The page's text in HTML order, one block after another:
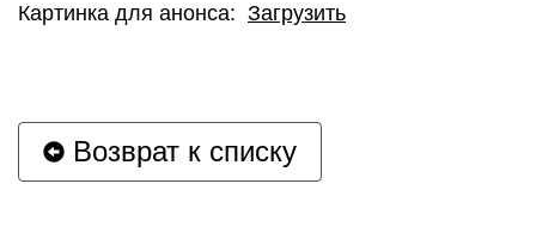
Картинка для анонса: Загрузить
Возврат к списку